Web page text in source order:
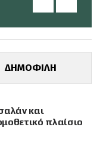
ΔΗΜΟΦΙΛΗ
και
πλαίσιο